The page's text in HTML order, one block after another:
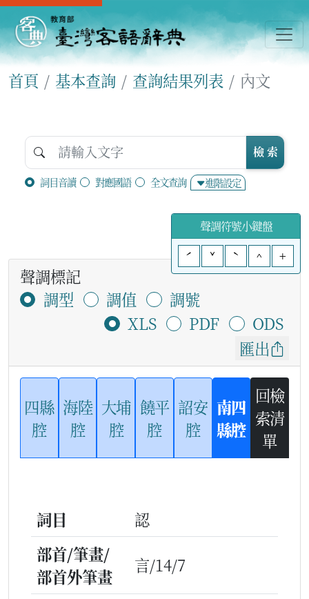
首頁 基本查詢 查詢結果列表 內文
詞目音讀 對應國語 全文查詢 進階設定
檢 索
聲調符號小鍵盤
ˊ
ˇ ˋ ^ +
聲調標記
調型
調值
調號
XLS
PDF
ODS
匯出
四縣
腔
海陸
腔
大埔
腔
饒平
腔
詔安
腔
南四
縣腔
回檢
索清
單
詞目
認
部首/筆畫/
部首外筆畫
言/14/7